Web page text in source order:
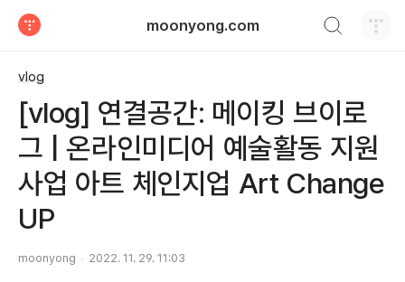
moonyong.com
vlog
[vlog] 연결공간: 메이킹 브이로
그 | 온라인미디어 예술활동 지원
사업 아트 체인지업 Art Change
UP
moonyong 2022. 11. 29. 11:03